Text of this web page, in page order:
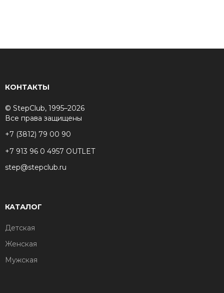
КОНТАКТЫ
© StepClub, 1995–2026
Все права защищены
+7 (3812) 79 00 90
+7 913 96 0 4957 OUTLET
step@stepclub.ru
КАТАЛОГ
Детская
Женская
Мужская